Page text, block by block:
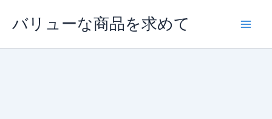
バリューな商品を求めて